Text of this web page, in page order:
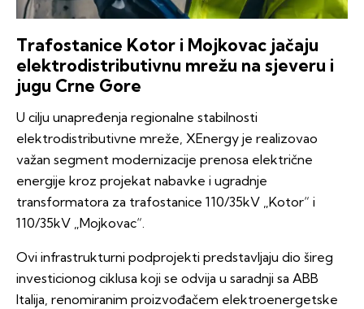
Trafostanice Kotor i Mojkovac jačaju
elektrodistributivnu mrežu na sjeveru i
jugu Crne Gore
U cilju unapređenja regionalne stabilnosti
elektrodistributivne mreže, XEnergy je realizovao
važan segment modernizacije prenosa električne
energije kroz projekat nabavke i ugradnje
transformatora za trafostanice 110/35kV „Kotor“ i
110/35kV „Mojkovac“.
Ovi infrastrukturni podprojekti predstavljaju dio šireg
investicionog ciklusa koji se odvija u saradnji sa ABB
Italija, renomiranim proizvođačem elektroenergetske